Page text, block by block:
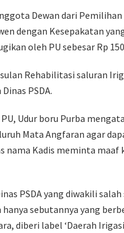
Dewan dari
dengan Kesepakatan
oleh PU sebesar Rp
Rehabilitasi saluran
PSDA.
Udur boru Purba
Mata Angfaran agar
Kadis meminta maaf
PSDA yang diwakili
sebutannya yang
diberi label ‘Daerah